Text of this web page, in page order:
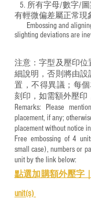
5. 所有字母/數字/
有輕微偏差屬正常現
Embossing and
slighting deviations are
注意：字型及壓印
細說明，否則將由
置，不得異議；每
刻印，如需額外壓印
Remarks: Please
placement, if any;
placement without notice
Free embossing of 4
small case), numbers or
unit by the link below:
點選加購額外壓字｜
unit(s)